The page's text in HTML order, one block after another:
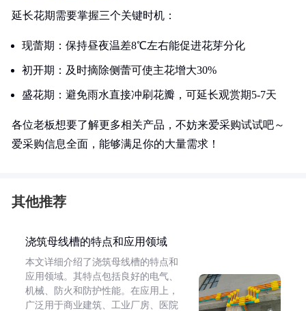
延长花期需要掌握三个关键时机：
现蕾期：保持昼夜温差8℃左右能促进花芽分化
初开期：及时摘除侧蕾可使主花增大30%
盛花期：避免雨水直接冲刷花瓣，可延长观赏期5-7天
各位老板想要了解更多相关产品，不妨来爱采购试试吧～
爱采购信息全面，能够满足你的大量需求！
其他推荐
浇筑母线槽的特点和应用领域
本文详细介绍了浇筑母线槽的特点和
应用领域。其特点包括良好的电气、
机械、防火和防护性能。在应用上，
广泛用于商业建筑、工业厂房、医院